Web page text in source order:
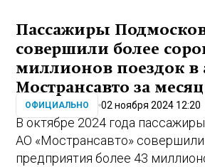
Пассажиры
совершили более
миллионов поездок в
Мострансавто за месяц
ОФИЦИАЛЬНО 02 ноября 2024 12:20
В октябре 2024 года пассажиры
АО «Мострансавто» совершили
предприятия более 43